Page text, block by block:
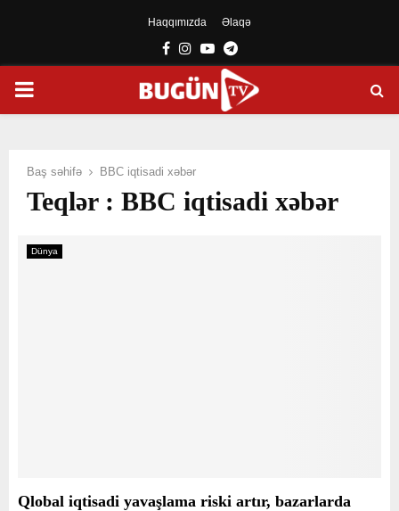
Haqqımızda Əlaqə
Facebook
Instagram
YoutubeTelegram
PRIMARY
Baş səhifə BBC iqtisadi xəbər
Teqlər : BBC iqtisadi xəbər
Dünya
Qlobal iqtisadi yavaşlama riski artır, bazarlarda